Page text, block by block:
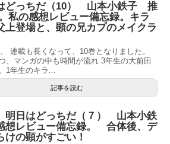
どっちだ（10） 山本小鉄子 推
私の感想レビュー備忘録。キラ
上登場と、顕の兄カプのメイクラ
連載も長くなって、10巻となりました。
、マンガの中も時間が流れ 3年生の大前田
1年生のキラ...
記事を読む
明日はどっちだ（７） 山本小鉄
レビュー備忘録。 合体後、デ
けの顕がすごい！